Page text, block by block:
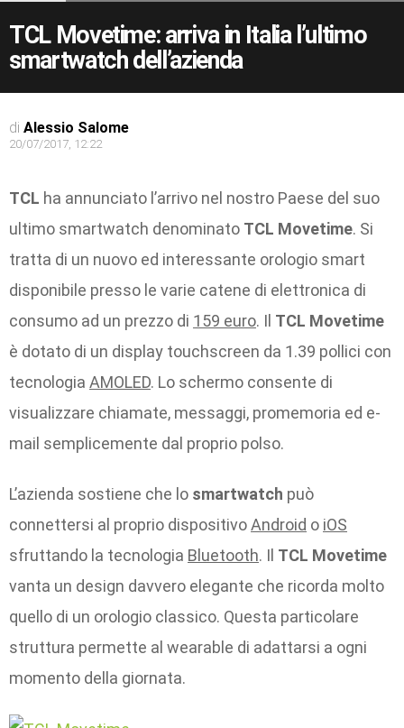
TCL Movetime: arriva in Italia l’ultimo
smartwatch dell’azienda
di Alessio Salome
20/07/2017, 12:22
TCL ha annunciato l’arrivo nel nostro Paese del suo
ultimo smartwatch denominato TCL Movetime. Si
tratta di un nuovo ed interessante orologio smart
disponibile presso le varie catene di elettronica di
consumo ad un prezzo di 159 euro. Il TCL Movetime
è dotato di un display touchscreen da 1.39 pollici con
tecnologia AMOLED. Lo schermo consente di
visualizzare chiamate, messaggi, promemoria ed e-
mail semplicemente dal proprio polso.
L’azienda sostiene che lo smartwatch può
connettersi al proprio dispositivoAndroid o iOS
sfruttando la tecnologia Bluetooth. Il TCL Movetime
vanta un design davvero elegante che ricorda molto
quello di un orologio classico. Questa particolare
struttura permette al wearable di adattarsi a ogni
momento della giornata.